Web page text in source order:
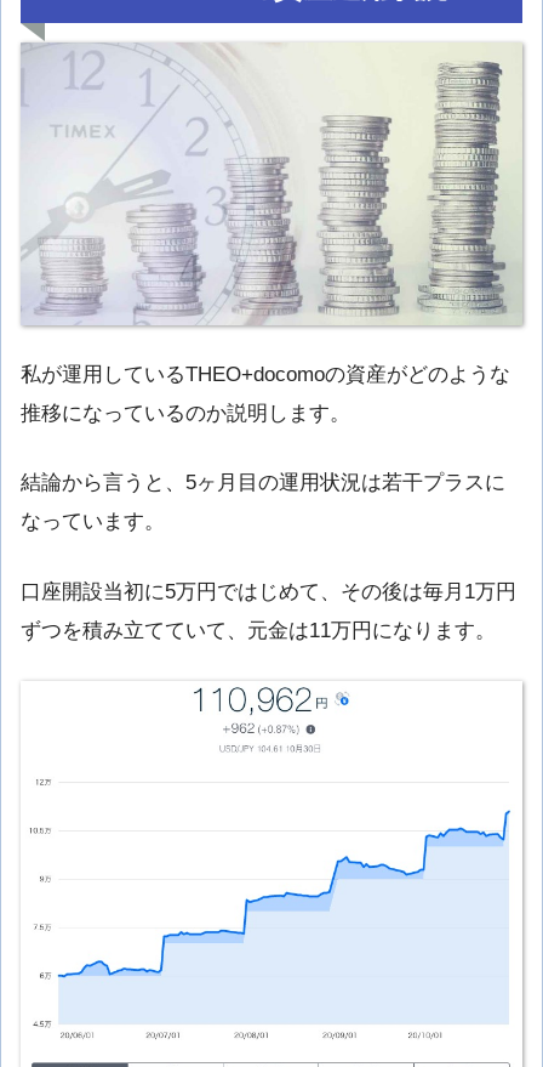
私が運用しているTHEO+docomoの資産がどのような
推移になっているのか説明します。
結論から言うと、5ヶ月目の運用状況は若干プラスに
なっています。
口座開設当初に5万円ではじめて、その後は毎月1万円
ずつを積み立てていて、元金は11万円になります。